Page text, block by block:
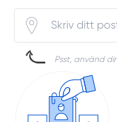
Psst, använd